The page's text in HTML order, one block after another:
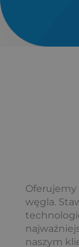
Oferujemy
węgla.
naszym